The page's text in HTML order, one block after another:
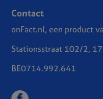
Contact
onFact.nl, een product
Stationsstraat 102/2,
BE0714.992.641